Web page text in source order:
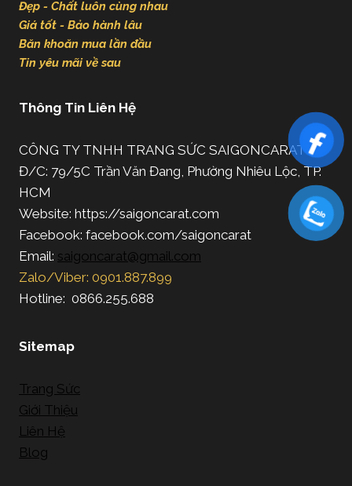
Đẹp - Chất luôn cùng nhau
Giá tốt - Bảo hành lâu
Băn khoăn mua lần đầu
Tin yêu mãi về sau
Thông Tin Liên Hệ
CÔNG TY TNHH TRANG SỨC SAIGONCARAT
Đ/C: 79/5C Trần Văn Đang, Phường Nhiêu Lộc, TP.
HCM
Website: https://saigoncarat.com
Facebook: facebook.com/saigoncarat
Email: saigoncarat@gmail.com
Zalo/Viber: 0901.887.899
Hotline: 0866.255.688
Sitemap
Trang Sức
Giới Thiệu
Liên Hệ
Blog